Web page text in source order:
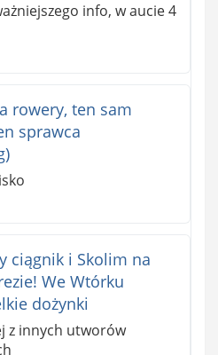
info, w aucie 4
rowery, ten sam
sprawca
ciągnik i Skolim na
We Wtórku
dożynki
z innych utworów